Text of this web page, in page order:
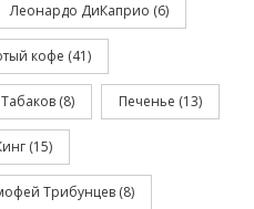
Леонардо ДиКаприо (6)
кофе (41)
(8) Печенье (13)
(15)
Трибунцев (8)